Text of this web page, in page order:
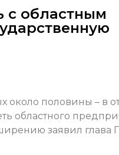
с областным
около половины – в
областного
заявил глава